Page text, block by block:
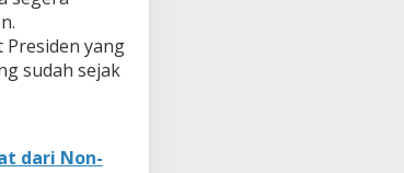
yang
sudah sejak
dari Non-